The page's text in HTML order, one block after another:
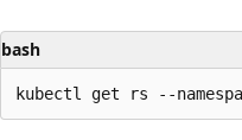
bash